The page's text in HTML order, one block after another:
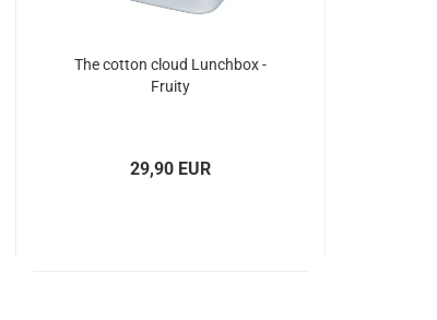
The cotton cloud Lunchbox -
Fruity
29,90 EUR